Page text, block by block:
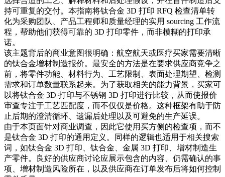
持可重复的交付。本指南将钛合金 3D 打印 RFQ 检查清单转
化为采购团队、产品工程师和质量经理的实用 sourcing 工作流
程，帮助他们获得可靠的 3D 打印零件，而非模糊的打印承
诺。
该主题背后的商业意图很明确：航空航天或医疗买家需要清晰
的钛合金增材制造报价。最安全的方法是在要求供应商竞争之
前，将零件功能、材料行为、工艺限制、表面处理期望、检测
需求和订单数量联系起来。为了获取相关的能力背景，买家可
以将钛合金 3D 打印与不锈钢 3D 打印进行比较，从而使报价
审查专注于工艺匹配度，而不仅仅是价格。这种框架有助于防
止后期的澄清循环、遗漏后处理以及可避免的生产延误。
由于本页面针对商业调查，因此它使用买方侧的检查项，而不
是钛合金 3D 打印的通用定义。同样的逻辑也适用于相关搜索
词，如钛合金 3D 打印、钛合金、金属 3D 打印、增材制造生
产零件。良好的供应商讨论应展示包含的内容、仍需确认的事
项、增材制造风险所在，以及供应商在订单发布后将如何控制